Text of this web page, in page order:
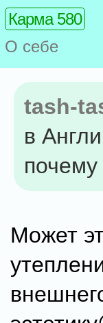
Карма 580
О себе
tash-
в
Может